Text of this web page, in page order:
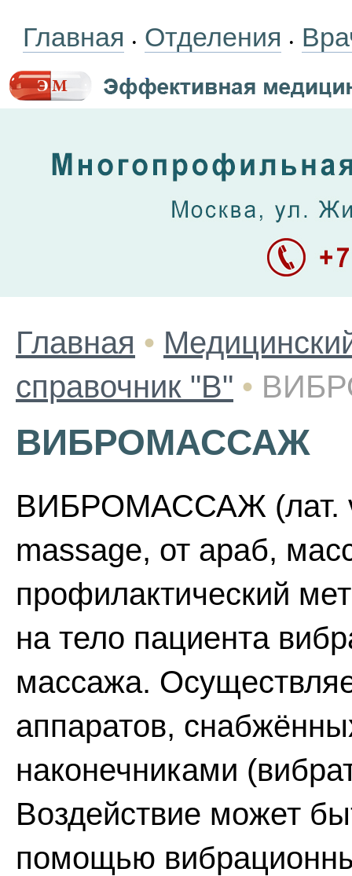
Главная • Отделения •
Главная •
справочник "В" •
ВИБРОМАССАЖ
ВИБРОМАССАЖ (лат.
massage, от араб,
профилактический
на тело пациента
массажа.
аппаратов,
наконечниками
Воздействие может
помощью